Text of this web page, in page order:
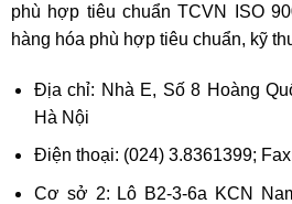
phù hợp tiêu chuẩn TCVN ISO
hàng hóa phù hợp tiêu chuẩn, kỹ
Địa chỉ: Nhà E, Số 8 Hoàng
Hà Nội
Điện thoại: (024) 3.8361399;
Cơ sở 2: Lô B2-3-6a KCN